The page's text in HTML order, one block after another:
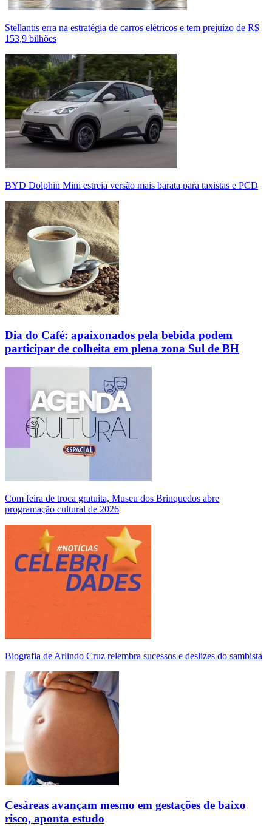
Stellantis erra na estratégia de carros elétricos e tem prejuízo de R$
153,9 bilhões
BYD Dolphin Mini estreia versão mais barata para taxistas e PCD
Dia do Café: apaixonados pela bebida podem
participar de colheita em plena zona Sul de BH
Com feira de troca gratuita, Museu dos Brinquedos abre
programação cultural de 2026
Biografia de Arlindo Cruz relembra sucessos e deslizes do sambista
Cesáreas avançam mesmo em gestações de baixo
risco, aponta estudo